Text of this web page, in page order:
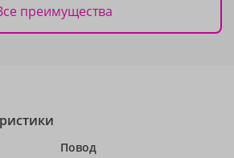
преимущества
Повод